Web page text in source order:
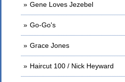
Gene Loves Jezebel
Go-Go's
Grace Jones
Haircut 100 / Nick Heyward